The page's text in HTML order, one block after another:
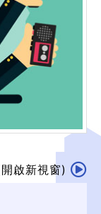
啟新視窗)